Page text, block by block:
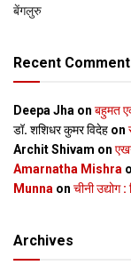
बेंगलुरु
Recent
Deepa Jha on बहुमत
डॉ. शशिधर कुमर विदेह on
Archit Shivam on
Amarnatha Mishra
Munna on चीनी उद्योग
Archives